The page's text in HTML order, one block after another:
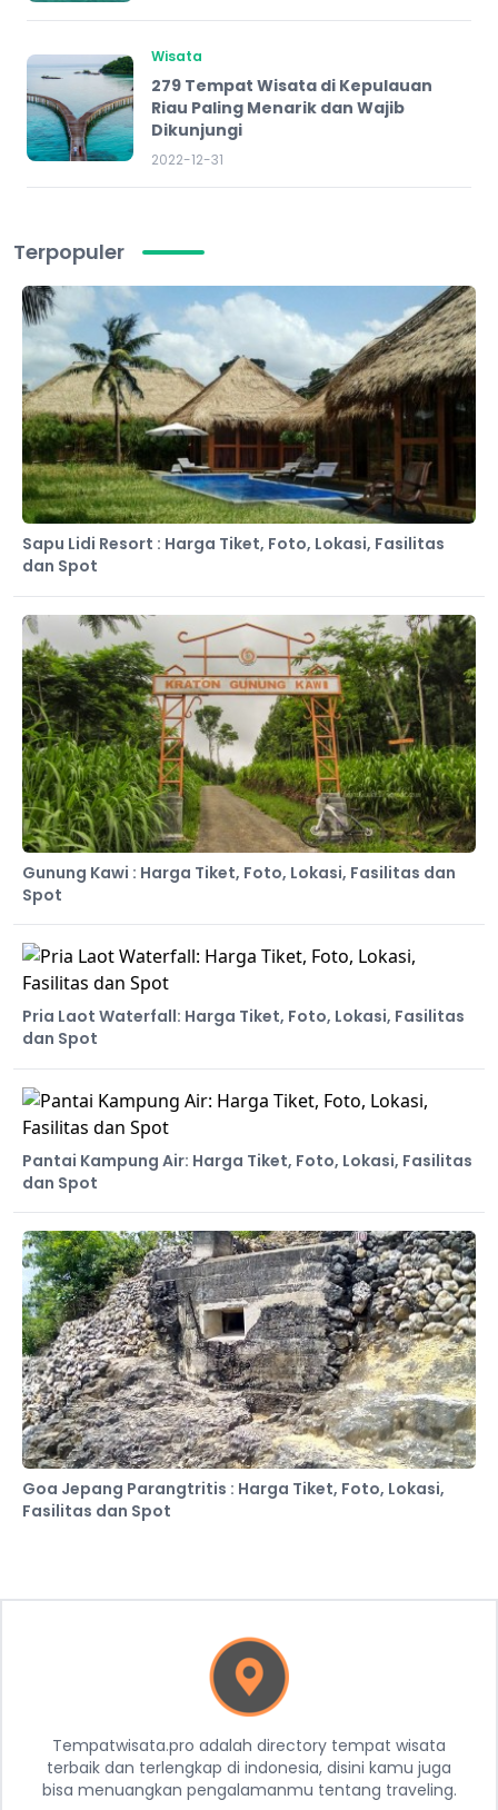
Wisata
279 Tempat Wisata di Kepulauan
Riau Paling Menarik dan Wajib
Dikunjungi
2022-12-31
Terpopuler
Sapu Lidi Resort : Harga Tiket, Foto, Lokasi, Fasilitas
dan Spot
Gunung Kawi : Harga Tiket, Foto, Lokasi, Fasilitas dan
Spot
Pria Laot Waterfall: Harga Tiket, Foto, Lokasi, Fasilitas
dan Spot
Pantai Kampung Air: Harga Tiket, Foto, Lokasi, Fasilitas
dan Spot
Goa Jepang Parangtritis : Harga Tiket, Foto, Lokasi,
Fasilitas dan Spot
Tempatwisata.pro adalah directory tempat wisata
terbaik dan terlengkap di indonesia, disini kamu juga
bisa menuangkan pengalamanmu tentang traveling.